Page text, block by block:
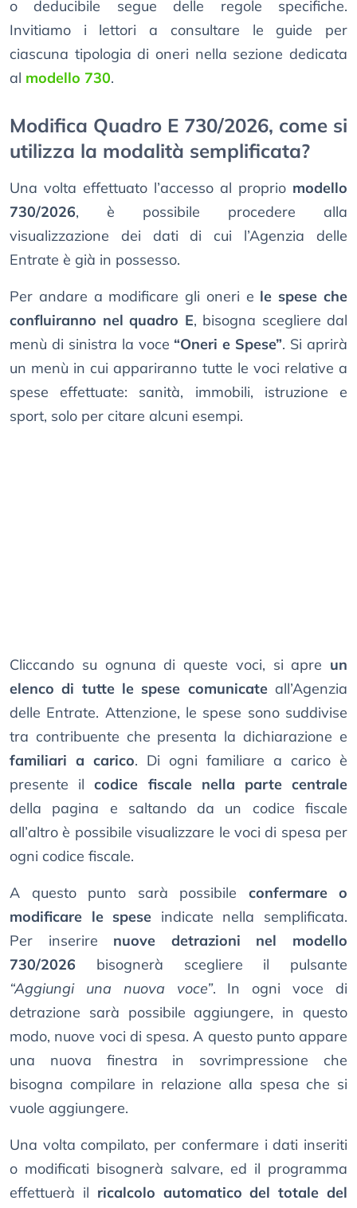
o deducibile segue delle regole specifiche.
Invitiamo i lettori a consultare le guide per
ciascuna tipologia di oneri nella sezione dedicata
al modello 730.
Modifica Quadro E 730/2026, come si
utilizza la modalità semplificata?
Una volta effettuato l’accesso al proprio modello
730/2026, è possibile procedere alla
visualizzazione dei dati di cui l’Agenzia delle
Entrate è già in possesso.
Per andare a modificare gli oneri e le spese che
confluiranno nel quadro E, bisogna scegliere dal
menù di sinistra la voce “Oneri e Spese”. Si aprirà
un menù in cui appariranno tutte le voci relative a
spese effettuate: sanità, immobili, istruzione e
sport, solo per citare alcuni esempi.
Cliccando su ognuna di queste voci, si apre un
elenco di tutte le spese comunicateall’Agenzia
delle Entrate. Attenzione, le spese sono suddivise
tra contribuente che presenta la dichiarazione e
familiari a carico. Di ogni familiare a carico è
presente ilcodice fiscale nella parte centrale
della pagina e saltando da un codice fiscale
all’altro è possibile visualizzare le voci di spesa per
ogni codice fiscale.
A questo punto sarà possibile confermare o
modificare le spese indicate nella semplificata.
Per inserire nuove detrazioni nel modello
730/2026 bisognerà scegliere il pulsante
“Aggiungi una nuova voce”. In ogni voce di
detrazione sarà possibile aggiungere, in questo
modo, nuove voci di spesa. A questo punto appare
una nuova finestra in sovrimpressione che
bisogna compilare in relazione alla spesa che si
vuole aggiungere.
Una volta compilato, per confermare i dati inseriti
o modificati bisognerà salvare, ed il programma
effettuerà il ricalcolo automatico del totale del